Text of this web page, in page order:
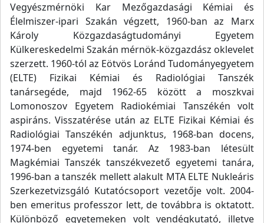
Vegyészmérnöki Kar Mezőgazdasági Kémiai és
Élelmiszer-ipari Szakán végzett, 1960-ban az Marx
Károly Közgazdaságtudományi Egyetem
Külkereskedelmi Szakán mérnök-közgazdász oklevelet
szerzett. 1960-tól az Eötvös Loránd Tudományegyetem
(ELTE) Fizikai Kémiai és Radiológiai Tanszék
tanársegéde, majd 1962-65 között a moszkvai
Lomonoszov Egyetem Radiokémiai Tanszékén volt
aspiráns. Visszatérése után az ELTE Fizikai Kémiai és
Radiológiai Tanszékén adjunktus, 1968-ban docens,
1974-ben egyetemi tanár. Az 1983-ban létesült
Magkémiai Tanszék tanszékvezető egyetemi tanára,
1996-ban a tanszék mellett alakult MTA ELTE Nukleáris
Szerkezetvizsgáló Kutatócsoport vezetője volt. 2004-
ben emeritus professzor lett, de továbbra is oktatott.
Különböző egyetemeken volt vendégkutató, illetve